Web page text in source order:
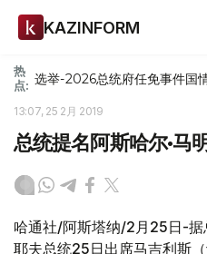
KAZINFORM
热
点: 选举-2026总统府任免事件国
13:07, 25 2月 2019
总统提名阿斯哈尔•马
哈通社/阿斯塔纳/2月25日-
耶夫总统25日出席马吉利斯（